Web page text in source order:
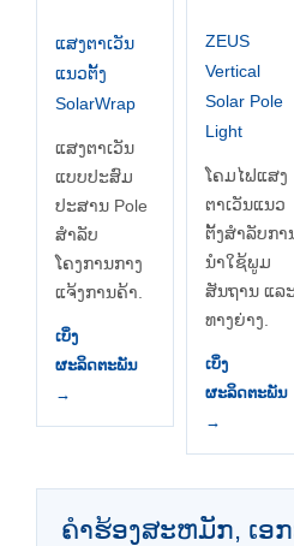
ແສງຕາເວັນ
ແນວຕັ້ງ
SolarWrap
ແສງຕາເວັນ
ແບບປະສົມ
ປະສານ Pole
ສໍາລັບ
ໂຄງການກາງ
ແຈ້ງການຄ້າ.
ເບິ່ງ
ຜະລິດຕະພັນ
→
ZEUS
Vertical
Solar Pole
Light
ໂຄມໄຟແສງ
ຕາເວັນແນວ
ຕັ້ງສຳລັບກາ
ນຳໃຊ້ພູມ
ສັນຖານ ແລ
ທາງຍ່າງ.
ເບິ່ງ
ຜະລິດຕະພັນ
→
ຄໍາຮ້ອງສະຫມັກ, ເອ